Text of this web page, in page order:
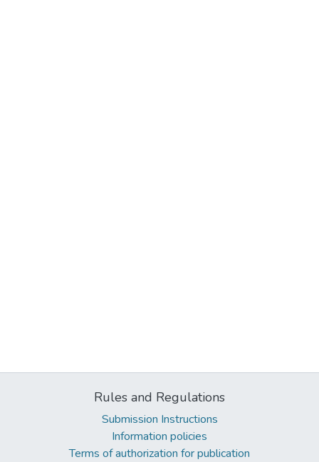
Rules and Regulations
Submission Instructions
Information policies
Terms of authorization for publication